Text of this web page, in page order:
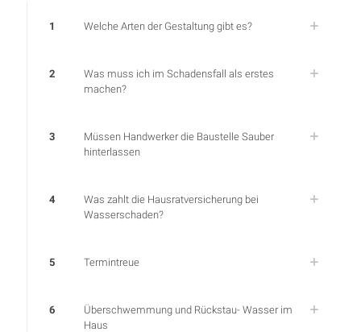
1 Welche Arten der Gestaltung gibt es?
2
Was muss ich im Schadensfall als erstes
machen?
3
Müssen Handwerker die Baustelle Sauber
hinterlassen
4
Was zahlt die Hausratversicherung bei
Wasserschaden?
5 Termintreue
6
Überschwemmung und Rückstau- Wasser im
Haus